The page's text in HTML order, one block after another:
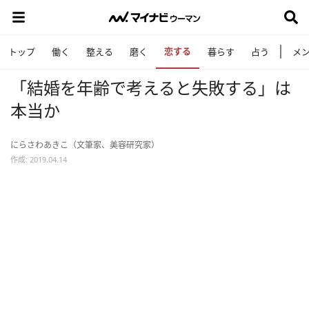
トップ 働く 整える 磨く 恋する 暮らす 占う メ
「結婚を年齢で考えると失敗する」は
本当か
にらさわあきこ（文筆家、美容研究家）
作成: 2019.04.14